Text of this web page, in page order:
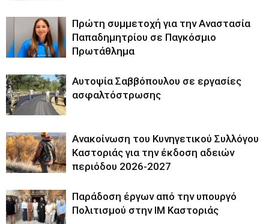
Πρώτη συμμετοχή για την Αναστασία
Παπαδημητρίου σε Παγκόσμιο
Πρωτάθλημα
Αυτοψία Σαββόπουλου σε εργασίες
ασφαλτόστρωσης
Ανακοίνωση του Κυνηγετικού Συλλόγου
Καστοριάς για την έκδοση αδειών
περιόδου 2026-2027
Παράδοση έργων από την υπουργό
Πολιτισμού στην ΙΜ Καστοριάς